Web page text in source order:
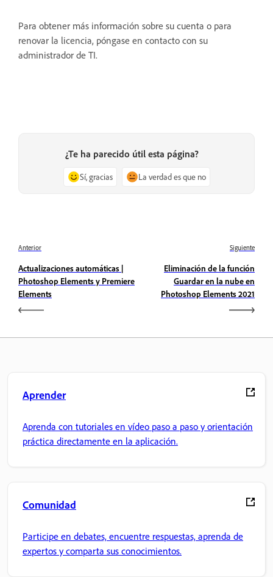
Para obtener más información sobre su cuenta o para
renovar la licencia, póngase en contacto con su
administrador de TI.
¿Te ha parecido útil esta página?
Sí, gracias La verdad es que no
Anterior
Actualizaciones automáticas |
Photoshop Elements y Premiere
Elements
Siguiente
Eliminación de la función
Guardar en la nube en
Photoshop Elements 2021
Aprender
Aprenda con tutoriales en vídeo paso a paso y orientación
práctica directamente en la aplicación.
Comunidad
Participe en debates, encuentre respuestas, aprenda de
expertos y comparta sus conocimientos.